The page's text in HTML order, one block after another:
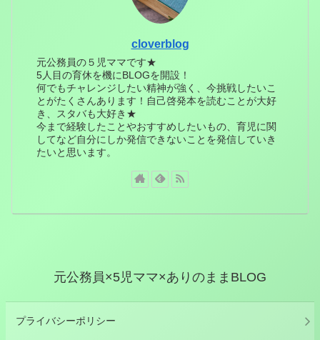
cloverblog
元公務員の５児ママです★
5人目の育休を機にBLOGを開設！
何でもチャレンジしたい精神が強く、今挑戦したいこ
とがたくさんあります！自己啓発本を読むことが大好
き、スタバも大好き★
今まで経験したことやおすすめしたいもの、育児に関
してなど自分にしか発信できないことを発信していき
たいと思います。
元公務員×5児ママ×ありのままBLOG
プライバシーポリシー